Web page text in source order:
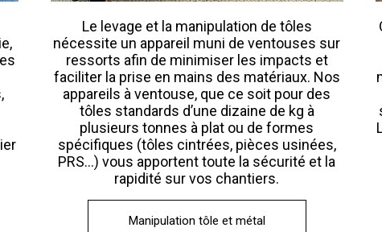
Le levage et la manipulation de tôles
nécessite un appareil muni de ventouses sur
ressorts afin de minimiser les impacts et
faciliter la prise en mains des matériaux. Nos
appareils à ventouse, que ce soit pour des
tôles standards d’une dizaine de kg à
plusieurs tonnes à plat ou de formes
spécifiques (tôles cintrées, pièces usinées,
PRS…) vous apportent toute la sécurité et la
rapidité sur vos chantiers.
Manipulation tôle et métal